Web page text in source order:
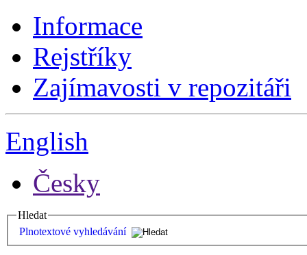
Informace
Rejstříky
Zajímavosti v repozitáři
English
Česky
Hledat
Plnotextové vyhledávání